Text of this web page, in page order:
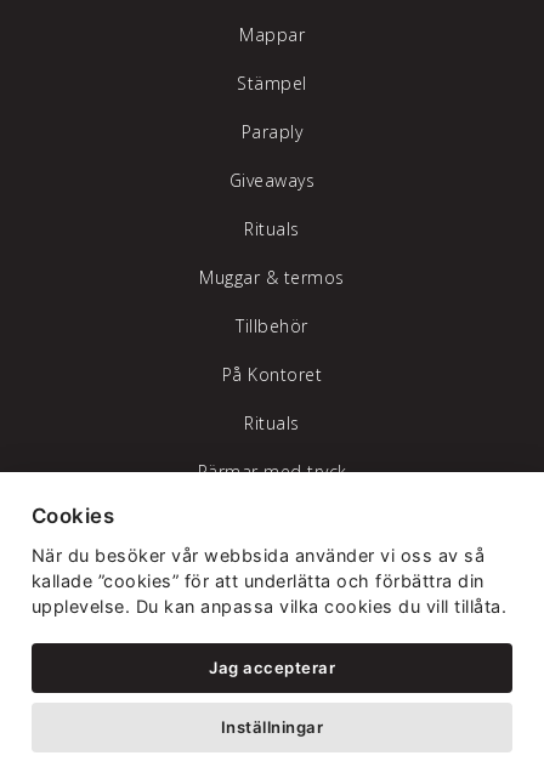
Mappar
Stämpel
Paraply
Giveaways
Rituals
Muggar & termos
Tillbehör
På Kontoret
Rituals
Pärmar med tryck
Trycksaker
Visitkort
Korrkort
Brevpapper
Cookies
När du besöker vår webbsida använder vi oss av så
kallade ”cookies” för att underlätta och förbättra din
upplevelse. Du kan anpassa vilka cookies du vill tillåta.
Jag accepterar
Inställningar